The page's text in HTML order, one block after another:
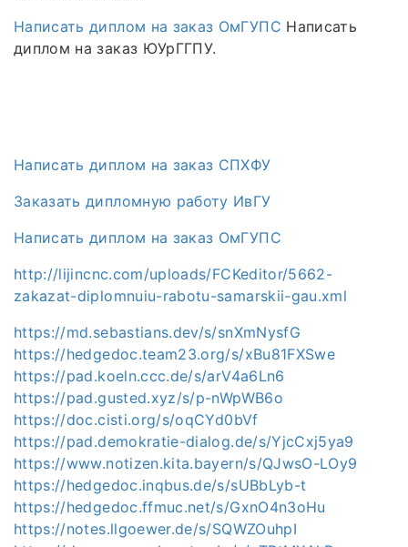
Написать диплом на заказ ОмГУПС Написать
диплом на заказ ЮУрГГПУ.
Написать диплом на заказ СПХФУ
Заказать дипломную работу ИвГУ
Написать диплом на заказ ОмГУПС
http://lijincnc.com/uploads/FCKeditor/5662-
zakazat-diplomnuiu-rabotu-samarskii-gau.xml
https://md.sebastians.dev/s/snXmNysfG
https://hedgedoc.team23.org/s/xBu81FXSwe
https://pad.koeln.ccc.de/s/arV4a6Ln6
https://pad.gusted.xyz/s/p-nWpWB6o
https://doc.cisti.org/s/oqCYd0bVf
https://pad.demokratie-dialog.de/s/YjcCxj5ya9
https://www.notizen.kita.bayern/s/QJwsO-LOy9
https://hedgedoc.inqbus.de/s/sUBbLyb-t
https://hedgedoc.ffmuc.net/s/GxnO4n3oHu
https://notes.llgoewer.de/s/SQWZOuhpI